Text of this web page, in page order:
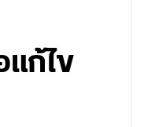
แก้ไข